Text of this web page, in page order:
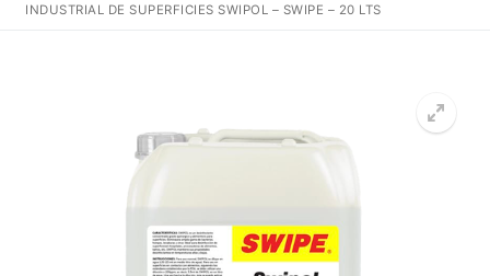
INDUSTRIAL DE SUPERFICIES SWIPOL – SWIPE – 20 LTS